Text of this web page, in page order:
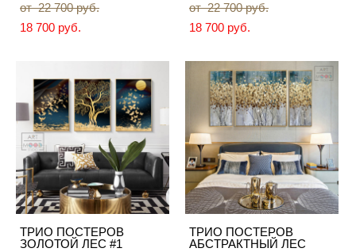
от 22 700 pуб.
18 700 pуб.
от 22 700 pуб.
18 700 pуб.
ТРИО ПОСТЕРОВ
ЗОЛОТОЙ ЛЕС #1
ТРИО ПОСТЕРОВ
АБСТРАКТНЫЙ ЛЕС